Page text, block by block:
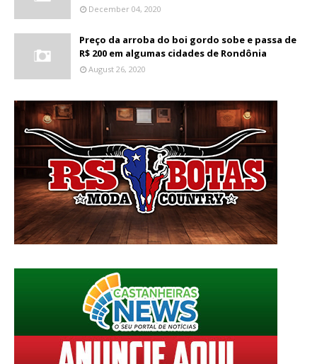
December 04, 2020
Preço da arroba do boi gordo sobe e passa de
R$ 200 em algumas cidades de Rondônia
August 26, 2020